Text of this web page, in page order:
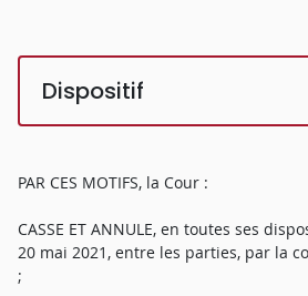
Dispositif
PAR CES MOTIFS, la Cour :
CASSE ET ANNULE, en toutes ses
20 mai 2021, entre les parties, par la
;